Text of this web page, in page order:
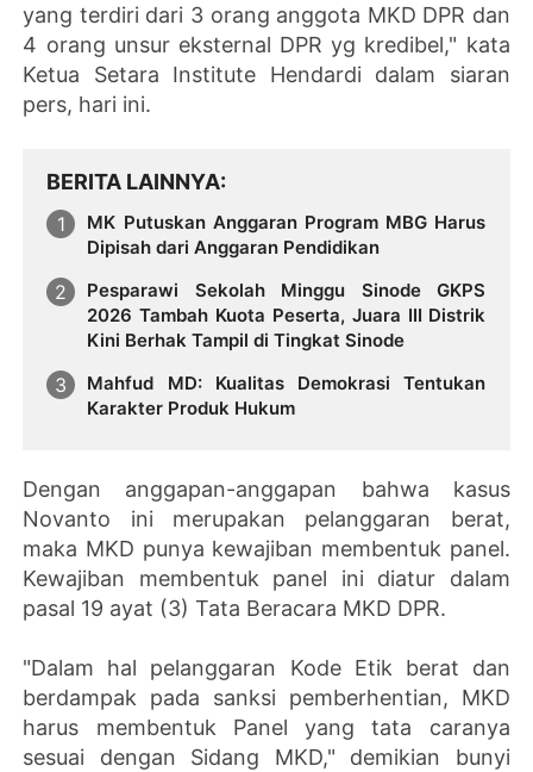
yang terdiri dari 3 orang anggota MKD DPR dan
4 orang unsur eksternal DPR yg kredibel," kata
Ketua Setara Institute Hendardi dalam siaran
pers, hari ini.
BERITA LAINNYA
MK Putuskan Anggaran Program MBG Harus
Dipisah dari Anggaran Pendidikan
Pesparawi Sekolah Minggu Sinode GKPS
2026 Tambah Kuota Peserta, Juara III Distrik
Kini Berhak Tampil di Tingkat Sinode
Mahfud MD: Kualitas Demokrasi Tentukan
Karakter Produk Hukum
Dengan anggapan-anggapan bahwa kasus
Novanto ini merupakan pelanggaran berat,
maka MKD punya kewajiban membentuk panel.
Kewajiban membentuk panel ini diatur dalam
pasal 19 ayat (3) Tata Beracara MKD DPR.
"Dalam hal pelanggaran Kode Etik berat dan
berdampak pada sanksi pemberhentian, MKD
harus membentuk Panel yang tata caranya
sesuai dengan Sidang MKD," demikian bunyi